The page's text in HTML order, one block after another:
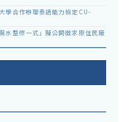
學合作辦理泰語能力檢定CU-
水整修一式」擬公開徵求原住民廠